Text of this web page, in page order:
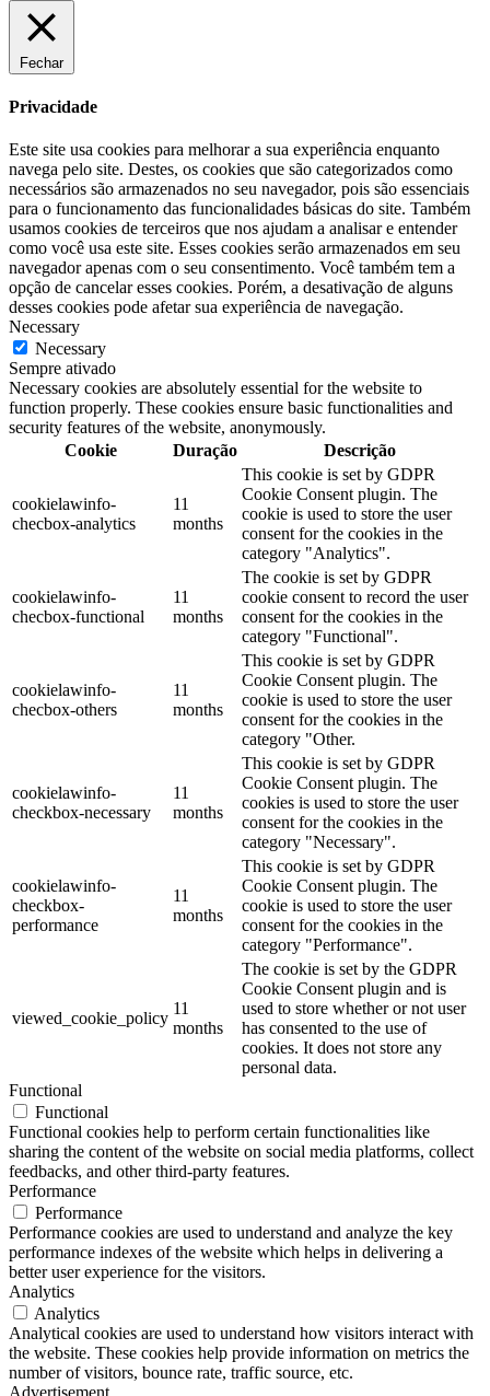
Fechar
Privacidade
Este site usa cookies para melhorar a sua experiência enquanto
navega pelo site. Destes, os cookies que são categorizados como
necessários são armazenados no seu navegador, pois são essenciais
para o funcionamento das funcionalidades básicas do site. Também
usamos cookies de terceiros que nos ajudam a analisar e entender
como você usa este site. Esses cookies serão armazenados em seu
navegador apenas com o seu consentimento. Você também tem a
opção de cancelar esses cookies. Porém, a desativação de alguns
desses cookies pode afetar sua experiência de navegação.
Necessary
Necessary
Sempre ativado
Necessary cookies are absolutely essential for the website to
function properly. These cookies ensure basic functionalities and
security features of the website, anonymously.
Cookie
Duração Descrição
cookielawinfo-
checbox-analytics
11
months
This cookie is set by GDPR
Cookie Consent plugin. The
cookie is used to store the user
consent for the cookies in the
category "Analytics".
cookielawinfo-
checbox-functional
11
months
The cookie is set by GDPR
cookie consent to record the user
consent for the cookies in the
category "Functional".
cookielawinfo-
checbox-others
11
months
This cookie is set by GDPR
Cookie Consent plugin. The
cookie is used to store the user
consent for the cookies in the
category "Other.
cookielawinfo-
checkbox-necessary
11
months
This cookie is set by GDPR
Cookie Consent plugin. The
cookies is used to store the user
consent for the cookies in the
category "Necessary".
cookielawinfo-
checkbox-
performance
11
months
This cookie is set by GDPR
Cookie Consent plugin. The
cookie is used to store the user
consent for the cookies in the
category "Performance".
viewed_cookie_policy
11
months
The cookie is set by the GDPR
Cookie Consent plugin and is
used to store whether or not user
has consented to the use of
cookies. It does not store any
personal data.
Functional
Functional
Functional cookies help to perform certain functionalities like
sharing the content of the website on social media platforms, collect
feedbacks, and other third-party features.
Performance
Performance
Performance cookies are used to understand and analyze the key
performance indexes of the website which helps in delivering a
better user experience for the visitors.
Analytics
Analytics
Analytical cookies are used to understand how visitors interact with
the website. These cookies help provide information on metrics the
number of visitors, bounce rate, traffic source, etc.